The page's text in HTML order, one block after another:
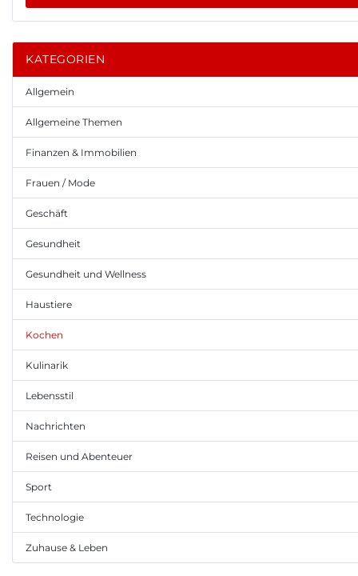
KATEGORIEN
Allgemein
Allgemeine Themen
Finanzen & Immobilien
Frauen / Mode
Geschäft
Gesundheit
Gesundheit und Wellness
Haustiere
Kochen
Kulinarik
Lebensstil
Nachrichten
Reisen und Abenteuer
Sport
Technologie
Zuhause & Leben